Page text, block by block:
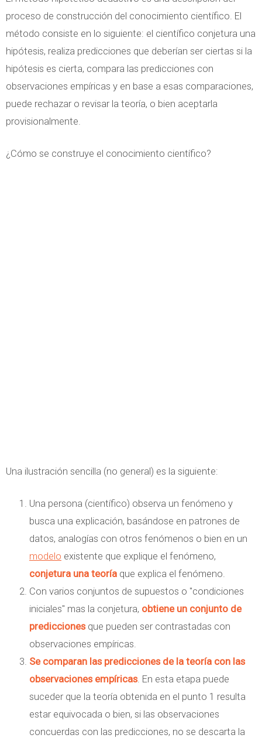
proceso de construcción del conocimiento científico. El
método consiste en lo siguiente: el científico conjetura una
hipótesis, realiza predicciones que deberían ser ciertas si la
hipótesis es cierta, compara las predicciones con
observaciones empíricas y en base a esas comparaciones,
puede rechazar o revisar la teoría, o bien aceptarla
provisionalmente.
¿Cómo se construye el conocimiento científico?
Una ilustración sencilla (no general) es la siguiente:
Una persona (científico) observa un fenómeno y
busca una explicación, basándose en patrones de
datos, analogías con otros fenómenos o bien en un
modelo existente que explique el fenómeno,
conjetura una teoría que explica el fenómeno.
Con varios conjuntos de supuestos o "condiciones
iniciales" mas la conjetura, obtiene un conjunto de
prediccionesque pueden ser contrastadas con
observaciones empíricas.
Se comparan las predicciones de la teoría con las
observaciones empíricas. En esta etapa puede
suceder que la teoría obtenida en el punto 1 resulta
estar equivocada o bien, si las observaciones
concuerdas con las predicciones, no se descarta la